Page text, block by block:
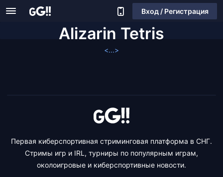
Вход / Регистрация
Alizarin Tetris
<...>
Первая киберспортивная стриминговая платформа в СНГ.
Стримы игр и IRL, турниры по популярным играм,
околоигровые и киберспортивные новости.